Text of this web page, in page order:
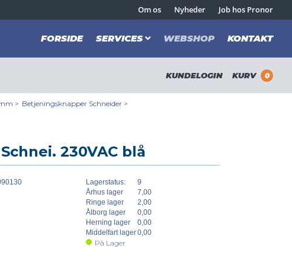
Om os Nyheder Job hos Pronor
FORSIDE SERVICES WEBSHOP KONTAKT
KUNDELOGIN KURV 0
> Betjeningsknapper Schneider >
230VAC blå
Lagerstatus:
9
Århus lager
7,00
Ringe lager
2,00
Ålborg lager
0,00
Herning lager
0,00
Middelfart lager0,00
På Lager